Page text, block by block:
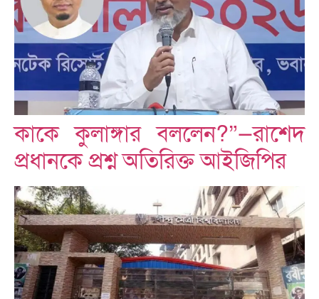
কাকে কুলাঙ্গার বললেন?”—রাশেদ
প্রধানকে প্রশ্ন অতিরিক্ত আইজিপির